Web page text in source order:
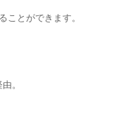
とができます。
。